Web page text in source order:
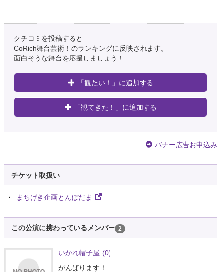
クチコミを投稿すると
CoRich舞台芸術！のランキングに反映されます。
面白そうな舞台を応援しましょう！
「観たい！」に追加する
「観てきた！」に追加する
バナー広告お申込み
チケット取扱い
まちげき企画とんぼだま
この公演に携わっているメンバー 2
いかれ帽子屋 (0)
がんばります！